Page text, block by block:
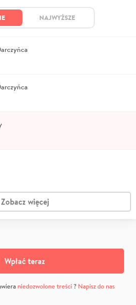
NAJWYŻSZE
Zobacz więcej
Wpłać teraz
niedozwolone treści? Napisz do nas